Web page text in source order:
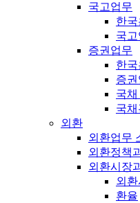
국고업무
한
국
증권업무
한
증
국
국
외환
외환업무
외환정책
외환시장
외
환율